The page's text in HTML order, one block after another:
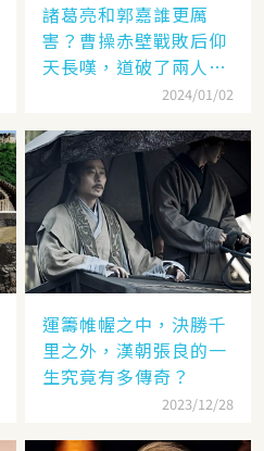
諸葛亮和郭嘉誰更厲
害？曹操赤壁戰敗后仰
天長嘆，道破了兩人高
2024/01/02
運籌帷幄之中，決勝千
里之外，漢朝張良的一
生究竟有多傳奇？
2023/12/28